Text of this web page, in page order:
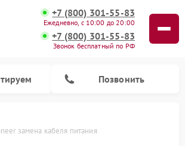
+7 (800) 301-55-83
Ежедневно, с 10:00 до 20:00
+7 (800) 301-55-83
Звонок бесплатный по РФ
Позвонить
замена кабеля питания